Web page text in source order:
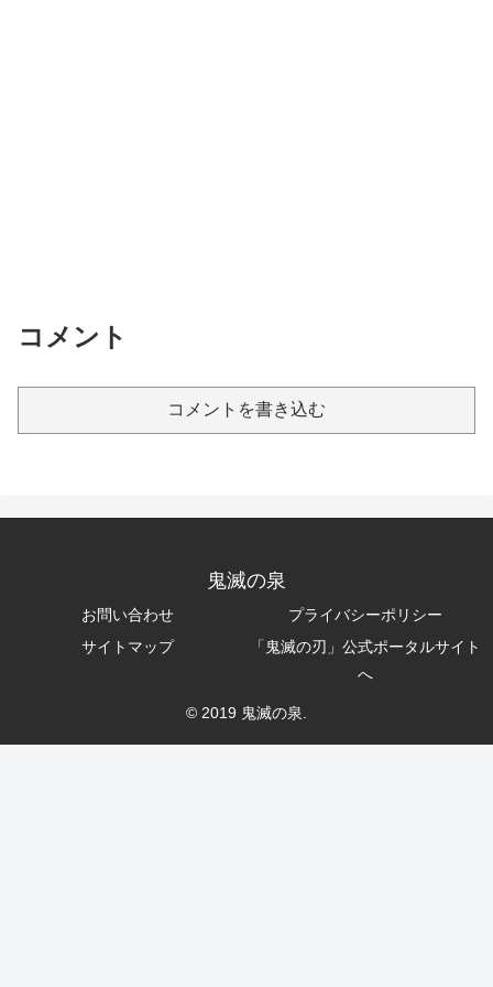
コメント
コメントを書き込む
鬼滅の泉
お問い合わせ
プライバシーポリシー
サイトマップ
「鬼滅の刃」公式ポータルサイト
へ
© 2019 鬼滅の泉.